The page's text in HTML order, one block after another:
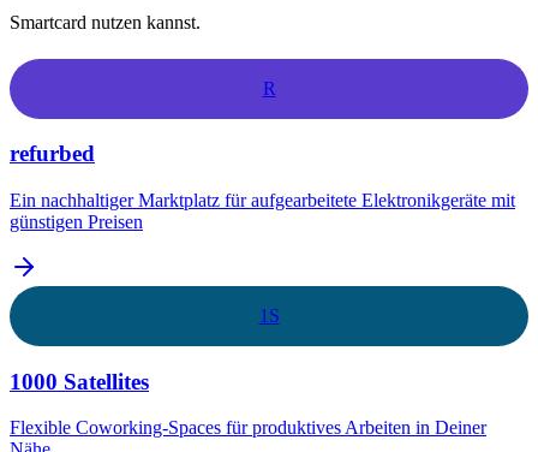
Smartcard nutzen kannst.
R
refurbed
Ein nachhaltiger Marktplatz für aufgearbeitete Elektronikgeräte mit
günstigen Preisen
1S
1000 Satellites
Flexible Coworking-Spaces für produktives Arbeiten in Deiner